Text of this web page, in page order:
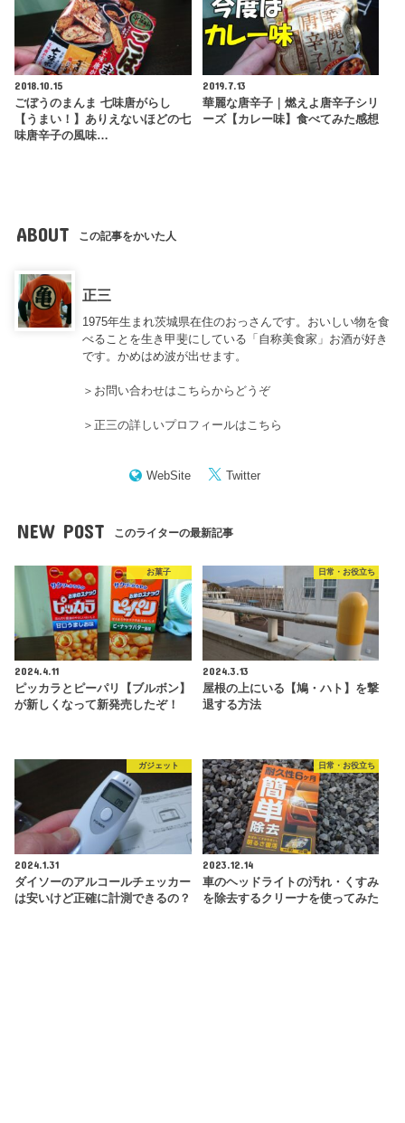
2018.10.15
ごぼうのまんま 七味唐がらし
【うまい！】ありえないほどの七
味唐辛子の風味…
2019.7.13
華麗な唐辛子｜燃えよ唐辛子シリ
ーズ【カレー味】食べてみた感想
ABOUT この記事をかいた人
正三
1975年生まれ茨城県在住のおっさんです。おいしい物を食
べることを生き甲斐にしている「自称美食家」お酒が好き
です。かめはめ波が出せます。
＞ お問い合わせはこちらからどうぞ
＞正三の詳しいプロフィールはこちら
WebSite Twitter
NEW POST このライターの最新記事
お菓子
2024.4.11
ピッカラとピーパリ【ブルボン】
が新しくなって新発売したぞ！
日常・お役立ち
2024.3.13
屋根の上にいる【鳩・ハト】を撃
退する方法
ガジェット
2024.1.31
ダイソーのアルコールチェッカー
は安いけど正確に計測できるの？
日常・お役立ち
2023.12.14
車のヘッドライトの汚れ・くすみ
を除去するクリーナを使ってみた